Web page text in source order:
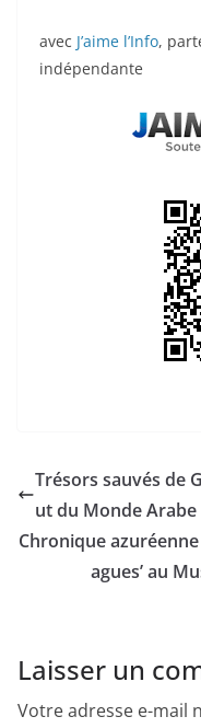
avec J’aime l’Info,
indépendante
Trésors sauvés de
ut du Monde Arabe
Chronique
agues’ au
Laisser un
Votre adresse e-mail